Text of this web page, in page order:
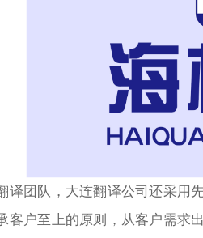
译团队，大连翻译公司还采用
客户至上的原则，从客户需求